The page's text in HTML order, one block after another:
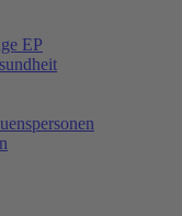
EP